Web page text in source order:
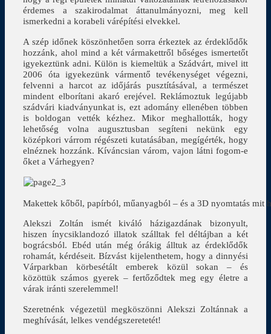
érdemes a szakirodalmat áttanulmányozni, meg kell
ismerkedni a korabeli várépítési elvekkel.
A szép időnek köszönhetően sorra érkeztek az érdeklődők
hozzánk, ahol mind a két vármakettről bőséges ismertetőt
igyekeztünk adni. Külön is kiemeltük a Szádvárt, mivel itt
2006 óta igyekezünk vármentő tevékenységet végezni,
felvenni a harcot az időjárás pusztításával, a természet
mindent elborítani akaró erejével. Reklámoztuk legújabb
szádvári kiadványunkat is, ezt adomány ellenében többen
is boldogan vették kézhez. Mikor meghallották, hogy
lehetőség volna augusztusban segíteni nekünk egy
középkori várrom régészeti kutatásában, megígérték, hogy
elnéznek hozzánk. Kíváncsian várom, vajon látni fogom-e
őket a Várhegyen?
Makettek kőből, papírból, műanyagból – és a 3D nyomtatás mit
Alekszi Zoltán ismét kiváló házigazdának bizonyult,
hiszen ínycsiklandozó illatok szálltak fel déltájban a két
bográcsból. Ebéd után még órákig álltuk az érdeklődők
rohamát, kérdéseit. Bízvást kijelenthetem, hogy a dinnyési
Várparkban körbesétált emberek közül sokan – és
közöttük számos gyerek – fertőződtek meg egy életre a
várak iránti szerelemmel!
Szeretnénk végezetül megköszönni Alekszi Zoltánnak a
meghívását, lelkes vendégszeretetét!